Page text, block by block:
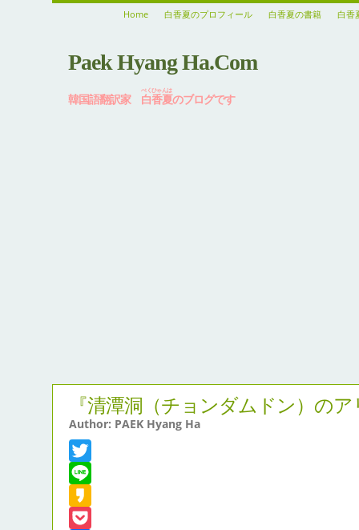
Home 白香夏のプロフィール 白香夏の書籍 白香
Paek Hyang Ha.Com
韓国語翻訳家 白香夏
ぺくひゃんは
のブログです
『清潭洞（チョンダムドン）の
Author: PAEK Hyang Ha
Twitter
Line
Kakao